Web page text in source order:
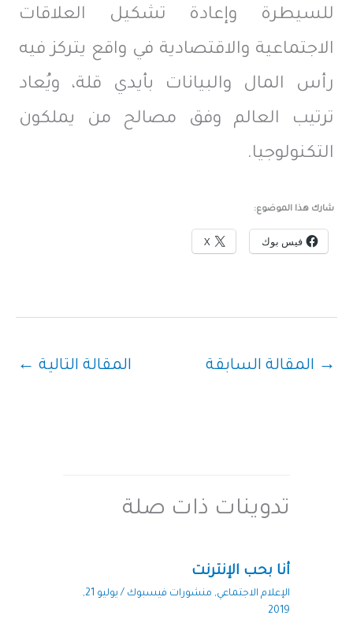
للسيطرة وإعادة تشكيل العلاقات
الاجتماعية والاقتصادية في واقع يتركز فيه
رأس المال والبيانات بأيدي قلة، ويُعاد
ترتيب العالم وفق مصالح من يملكون
التكنولوجيا.
شارك هذا الموضوع:
فيس بوك X
→ المقالة السابقة المقالة التالية ←
تدوينات ذات صلة
أنا بحب الإنترنت
الإعلام الاجتماعي, منشورات فيسبوك /
يوليو 21,
2019